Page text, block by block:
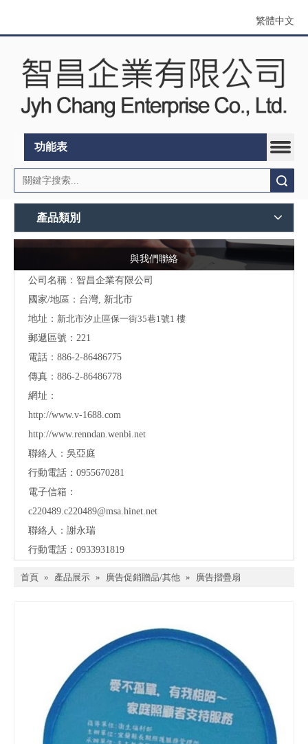
繁體中文
功能表
產品類別
與我們聯絡
公司名稱：智昌企業有限公司
國家/地區：台灣, 新北市
地址： 新北市汐止區保一街35巷1號1 樓
郵遞區號：221
電話：886-2-86486775
傳真：886-2-86486778
網址：
http://www.v-1688.com
http://www.renndan.wenbi.net
聯絡人：吳亞庭
行動電話：0955670281
電子信箱：
c220489.c220489@msa.hinet.net
聯絡人：謝永瑞
行動電話：0933931819
首頁 » 產品展示 » 廣告促銷贈品/其他 » 廣告摺疊扇